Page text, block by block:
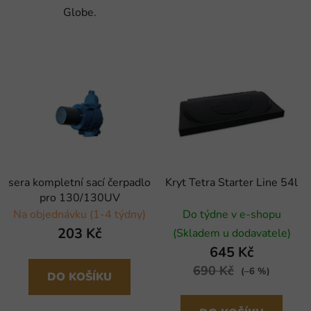
Globe.
sera kompletní sací čerpadlo
pro 130/130UV
Na objednávku (1-4 týdny)
203 Kč
DO KOŠÍKU
Kryt Tetra Starter Line 54l
Do týdne v e-shopu
(Skladem u dodavatele)
645 Kč
690 Kč (–6 %)